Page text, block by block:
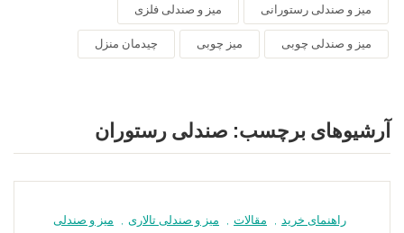
میز و صندلی رستورانی میز و صندلی فلزی
میز و صندلی چوبی میز چوبی چیدمان منزل
آرشیوهای برچسب: صندلی رستوران
راهنمای خرید مقالات میز و صندلی تالاری
میز و صندلی